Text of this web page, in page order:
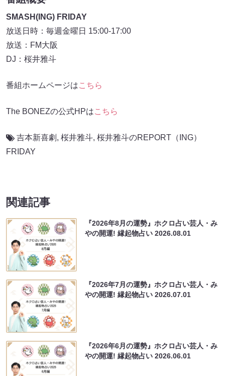
SMASH(ING) FRIDAY
放送日時：毎週金曜日 15:00-17:00
放送：FM大阪
DJ：桜井雅斗
番組ホームページはこちら
The BONEZの公式HPはこちら
吉本新喜劇 , 桜井雅斗, 桜井雅斗のREPORT（ING）
FRIDAY
関連記事
『2026年8月の運勢』ホクロ占い芸人・み
やの開運! 縁起物占い2026.08.01
『2026年7月の運勢』ホクロ占い芸人・み
やの開運! 縁起物占い2026.07.01
『2026年6月の運勢』ホクロ占い芸人・み
やの開運! 縁起物占い2026.06.01